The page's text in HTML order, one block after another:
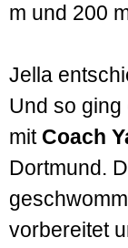
m und 200
Jella
Und so
mit Coach
Dort­mund.
vorbereitet